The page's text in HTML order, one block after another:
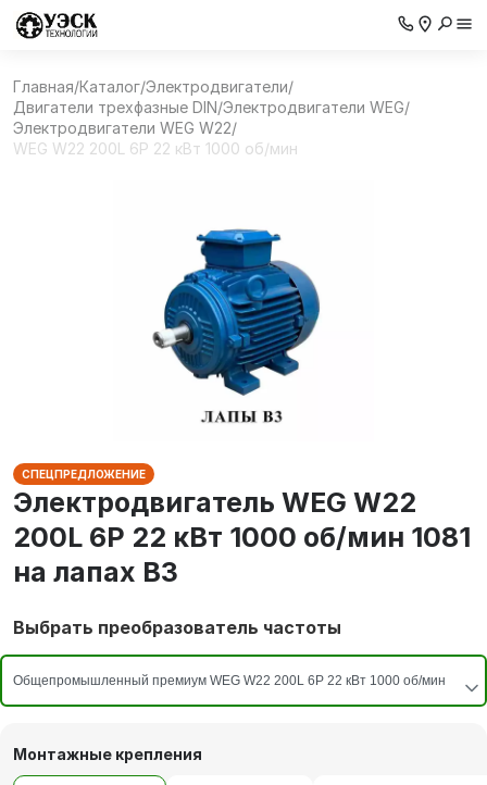
Главная/Каталог/Электродвигатели/
Двигатели трехфазные DIN/Электродвигатели WEG/
Электродвигатели WEG W22/
WEG W22 200L 6P 22 кВт 1000 об/мин
СПЕЦПРЕДЛОЖЕНИЕ
Электродвигатель WEG W22
200L 6P 22 кВт 1000 об/мин 1081
на лапах В3
Выбрать преобразователь частоты
Монтажные крепления